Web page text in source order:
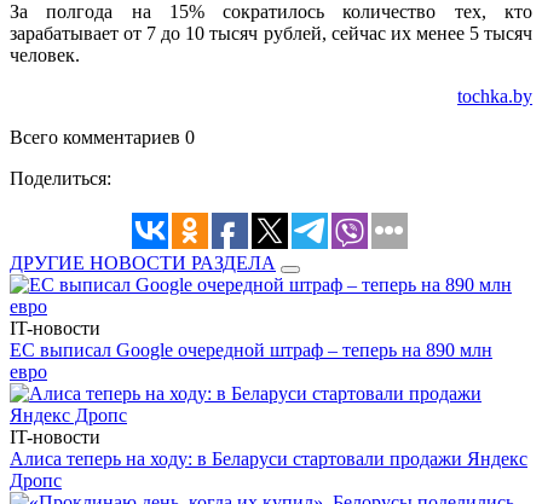
За полгода на 15% сократилось количество тех, кто
зарабатывает от 7 до 10 тысяч рублей, сейчас их менее 5 тысяч
человек.
tochka.by
Всего комментариев 0
Поделиться:
ДРУГИЕ НОВОСТИ РАЗДЕЛА
IT-новости
ЕС выписал Google очередной штраф – теперь на 890 млн
евро
IT-новости
Алиса теперь на ходу: в Беларуси стартовали продажи Яндекс
Дропс